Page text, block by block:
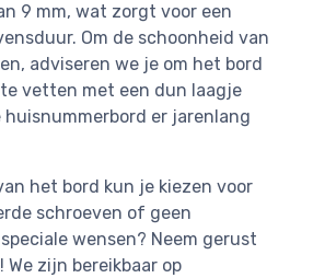
9 mm, wat zorgt voor een
Om de schoonheid van
adviseren we je om het bord
vetten met een dun laagje
er jarenlang
het bord kun je kiezen voor
schroeven of geen
wensen? Neem gerust
zijn bereikbaar op